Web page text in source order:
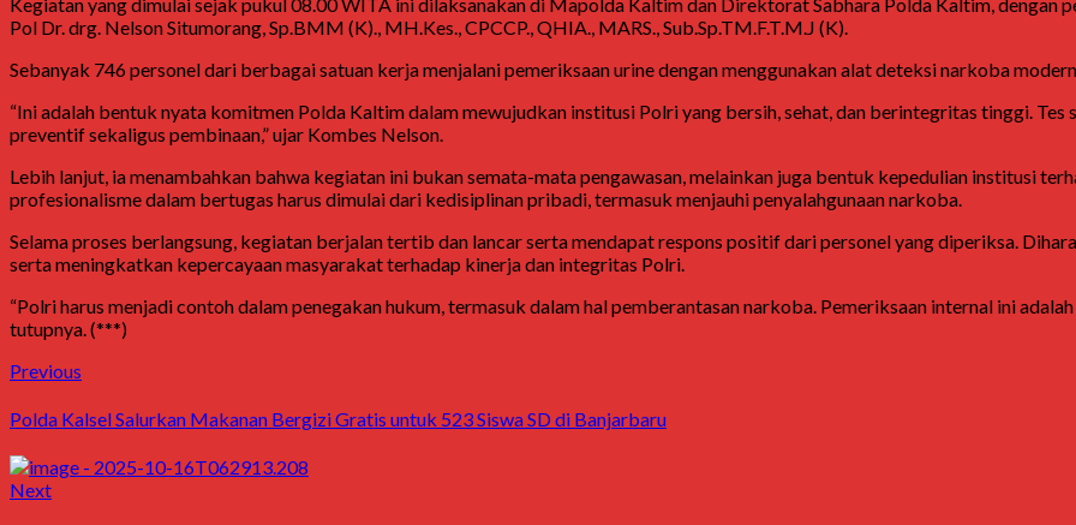
Pol Dr. drg. Nelson Situmorang, Sp.BMM (K)., MH.Kes., CPCCP., QHIA., MARS., Sub.Sp.TM.F.T.M.J (K).
Sebanyak 746 personel dari berbagai satuan kerja menjalani pemeriksaan urine dengan menggunakan alat deteksi narkoba
“Ini adalah bentuk nyata komitmen Polda Kaltim dalam mewujudkan institusi Polri yang bersih, sehat, dan berintegritas tinggi.
preventif sekaligus pembinaan,” ujar Kombes Nelson.
Lebih lanjut, ia menambahkan bahwa kegiatan ini bukan semata-mata pengawasan, melainkan juga bentuk kepedulian institusi
profesionalisme dalam bertugas harus dimulai dari kedisiplinan pribadi, termasuk menjauhi penyalahgunaan narkoba.
Selama proses berlangsung, kegiatan berjalan tertib dan lancar serta mendapat respons positif dari personel yang diperiksa.
serta meningkatkan kepercayaan masyarakat terhadap kinerja dan integritas Polri.
“Polri harus menjadi contoh dalam penegakan hukum, termasuk dalam hal pemberantasan narkoba. Pemeriksaan internal ini
tutupnya. (***)
Post
navigation
Previous
Polda Kalsel Salurkan Makanan Bergizi Gratis untuk 523 Siswa SD di Banjarbaru
NextNext